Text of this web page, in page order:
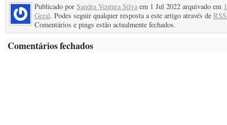
Publicado por Sandra Ventura Silva em 1 Jul 2022 arquivado em
Geral. Podes seguir qualquer resposta a este artigo através de
Comentários e pings estão actualmente fechados.
Comentários fechados